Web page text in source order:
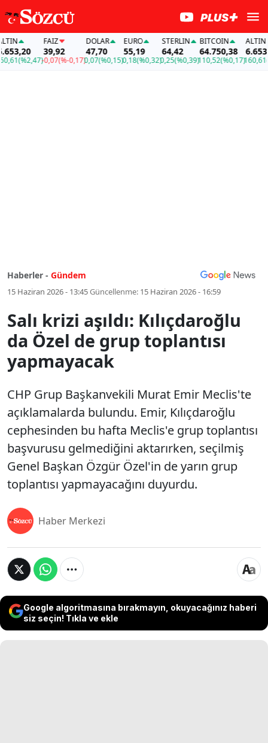
(%2,47)
39,92
-0,07(%-0,17)
DOLAR
47,70
0,07(%0,15)
EURO
55,19
0,18(%0,32)
STERLIN
64,42
0,25(%0,39)
BITCOIN
64.750,38
110,52(%0,17)
ALTIN
6.653,20
160,61
Haberler - Gündem
15 Haziran 2026 - 13:45Güncellenme: 15 Haziran 2026 - 16:59
Salı krizi aşıldı: Kılıçdaroğlu
da Özel de grup toplantısı
yapmayacak
CHP Grup Başkanvekili Murat Emir Meclis'te
açıklamalarda bulundu. Emir, Kılıçdaroğlu
cephesinden bu hafta Meclis'e grup toplantısı
başvurusu gelmediğini aktarırken, seçilmiş
Genel Başkan Özgür Özel'in de yarın grup
toplantısı yapmayacağını duyurdu.
Haber Merkezi
Google algoritmasına bırakmayın, okuyacağınız haberi
siz seçin! Tıkla ve ekle